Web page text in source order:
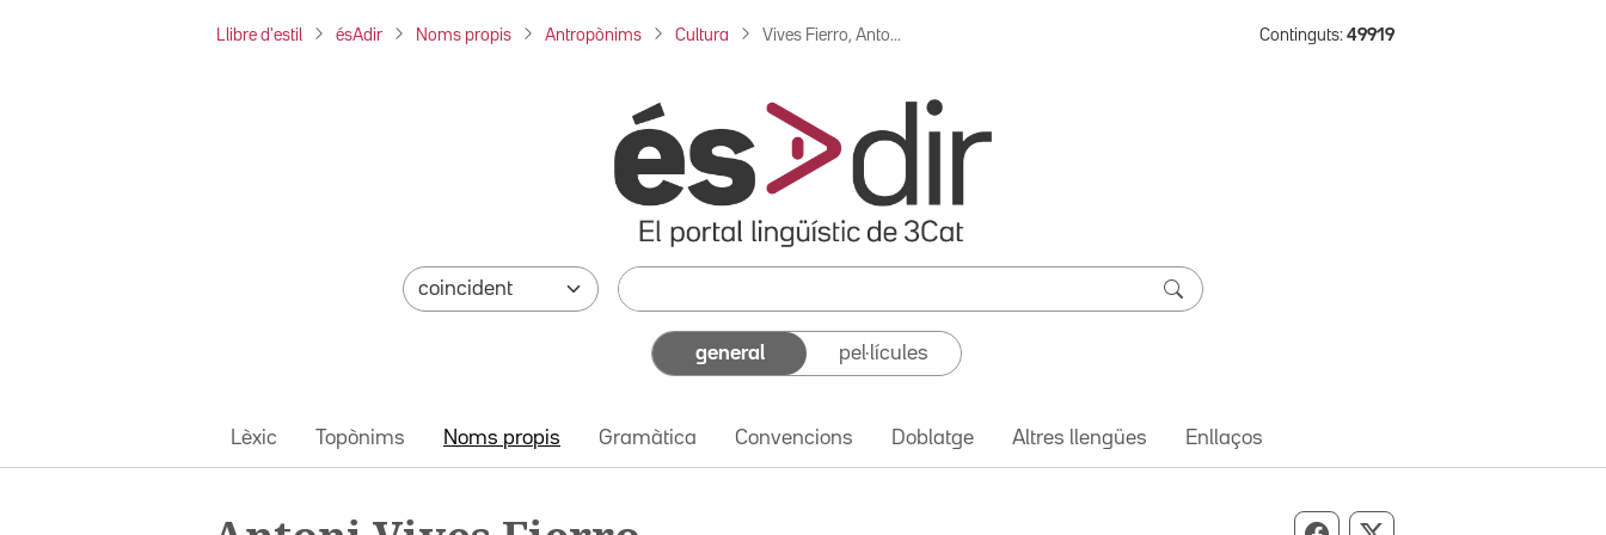
Llibre d'estil ésAdir Noms propis Antropònims Cultura Vives Fierro, Anto... Continguts: 49919
general pel·lícules
Lèxic Topònims Noms propis Gramàtica Convencions Doblatge Altres llengües Enllaços